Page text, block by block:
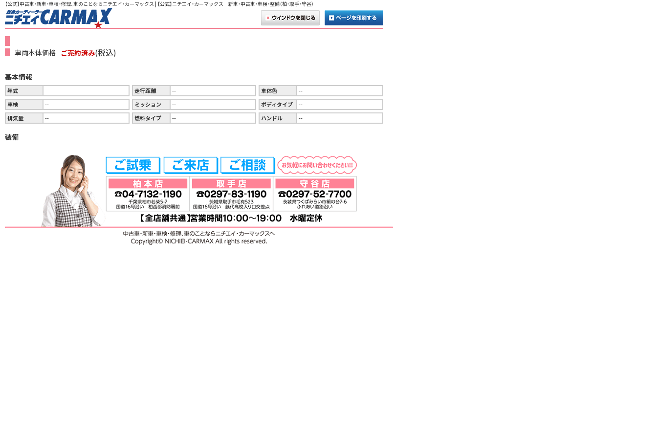
【公式】中古車・新車・車検・修理、車のことならニチエイ・カーマックス | 【公式】ニチエイ・カーマックス 新車・中古車・車検・整備（柏・取手・守谷）
車両本体価格 ご売約済み(税込)
基本情報
年式 走行距離 -- 車体色
--
車検
-- ミッション -- ボディタイプ
--
排気量
-- 燃料タイプ -- ハンドル --
装備